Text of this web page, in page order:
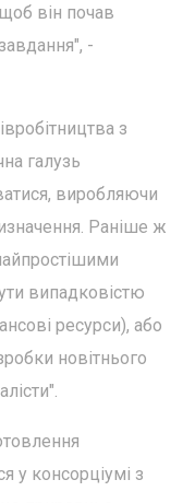
він почав
-
з
галузь
виробляючи
Раніше ж
випадковістю
ресурси), або
новітнього
у консорціумі з